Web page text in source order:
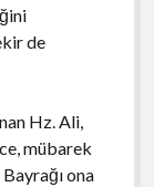
de
Hz. Ali,
mübarek
ona